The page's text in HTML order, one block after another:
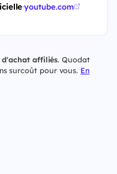
·youtube.com
d'achat affiliés. Quodat
surcoût pour vous. En